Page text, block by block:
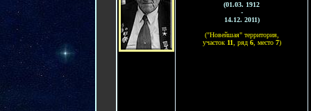
(01.03. 1912
-
14.12. 2011)
("Новейшая" территория,
участок 11, ряд 6, место 7)